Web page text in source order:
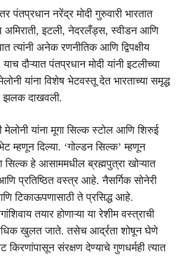
पंतप्रधान नरेंद्र मोदी गुरुवारी भारतात
इटली, नेदरलँड्स, स्वीडन आणि
त्यांनी अनेक रणनीतिक आणि द्विपक्षीय
दौऱ्यात पंतप्रधान मोदी यांनी इटलीच्या
यांना विशेष भेटवस्तू देत भारताच्या समृद्ध
झलक दाखवली.
मेलोनी यांना मूगा सिल्क स्टोल आणि शिरुई
म्हणून दिल्या. ‘गोल्डन सिल्क’ म्हणून
हे आसाममधील ब्रह्मपुत्रा खोऱ्यात
प्रतिष्ठित वस्त्र आहे. नैसर्गिक सोनेरी
टिकाऊपणासाठी ते प्रसिद्ध आहे.
तयार होणाऱ्या या रेशीम वस्त्राची
खुलत जाते. तसेच आर्द्रता शोषून घेणे
किरणांपासून संरक्षण देण्याचे गुणधर्मही त्यात